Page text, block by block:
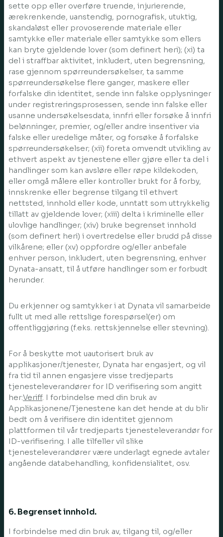
sette opp eller overføre truende, injurierende,
ærekrenkende, uanstendig, pornografisk, utuktig,
skandaløst eller provoserende materiale eller
samtykke eller materiale eller samtykke som ellers
kan bryte gjeldende lover (som definert heri); (xi) ta
del i straffbar aktivitet, inkludert, uten begrensning,
rase gjennom spørreundersøkelser, ta samme
spørreundersøkelse flere ganger, maskere eller
forfalske din identitet, sende inn falske opplysninger
under registreringsprosessen, sende inn falske eller
usanne undersøkelsesdata, innfri eller forsøke å innfri
belønninger, premier, og/eller andre insentiver via
falske eller uredelige måter, og forsøke å forfalske
spørreundersøkelser; (xii) foreta omvendt utvikling av
ethvert aspekt av tjenestene eller gjøre eller ta del i
handlinger som kan avsløre eller røpe kildekoden,
eller omgå målere eller kontroller brukt for å forby,
innskrenke eller begrense tilgang til ethvert
nettsted, innhold eller kode, unntatt som uttrykkelig
tillatt av gjeldende lover; (xiii) delta i kriminelle eller
ulovlige handlinger; (xiv) bruke begrenset innhold
(som definert heri) i overtredelse eller brudd på disse
vilkårene; eller (xv) oppfordre og/eller anbefale
enhver person, inkludert, uten begrensning, enhver
Dynata-ansatt, til å utføre handlinger som er forbudt
herunder.
Du erkjenner og samtykker i at Dynata vil samarbeide
fullt ut med alle rettslige forespørsel(er) om
offentliggjøring (f.eks. rettskjennelse eller stevning).
For å beskytte mot uautorisert bruk av
applikasjoner/tjenester, Dynata har engasjert, og vil
fra tid til annen engasjere visse tredjeparts
tjenesteleverandører for ID verifisering som angitt
her:Veriff. I forbindelse med din bruk av
Applikasjonene/Tjenestene kan det hende at du blir
bedt om å verifisere din identitet gjennom
plattformen til vår tredjeparts tjenesteleverandør for
ID-verifisering. I alle tilfeller vil slike
tjenesteleverandører være underlagt egnede avtaler
angående databehandling, konfidensialitet, osv.
6. Begrenset innhold.
I forbindelse med din bruk av, tilgang til, og/eller